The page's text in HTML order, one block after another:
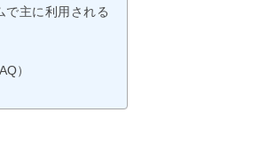
で主に利用される
）